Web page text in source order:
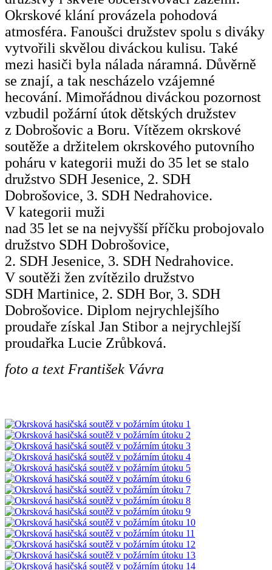
Okrskové klání provázela pohodová
atmosféra. Fanoušci družstev spolu s diváky
vytvořili skvělou diváckou kulisu. Také
mezi hasiči byla nálada náramná. Důvěrně
se znají, a tak nescházelo vzájemné
hecování. Mimořádnou diváckou pozornost
vzbudil požární útok dětských družstev
z Dobrošovic a Boru. Vítězem okrskové
soutěže a držitelem okrskového putovního
poháru v kategorii muži do 35 let se stalo
družstvo SDH Jesenice, 2. SDH
Dobrošovice, 3. SDH Nedrahovice.
V kategorii muži
nad 35 let se na nejvyšší příčku probojovalo
družstvo SDH Dobrošovice,
2. SDH Jesenice, 3. SDH Nedrahovice.
V soutěži žen zvítězilo družstvo
SDH Martinice, 2. SDH Bor, 3. SDH
Dobrošovice. Diplom nejrychlejšího
proudaře získal Jan Stibor a nejrychlejší
proudařka Lucie Zrůbková.
foto a text František Vávra